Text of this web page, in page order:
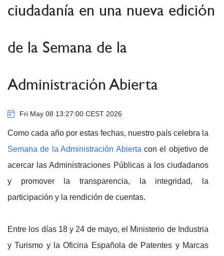
ciudadanía en una nueva edición
de la Semana de la
Administración Abierta
Fri May 08 13:27:00 CEST 2026
Como cada año por estas fechas, nuestro país celebra la
Semana de la Administración Abierta con el objetivo de
acercar las Administraciones Públicas a los ciudadanos
y promover la transparencia, la integridad, la
participación y la rendición de cuentas.
Entre los días 18 y 24 de mayo, el Ministerio de Industria
y Turismo y la Oficina Española de Patentes y Marcas